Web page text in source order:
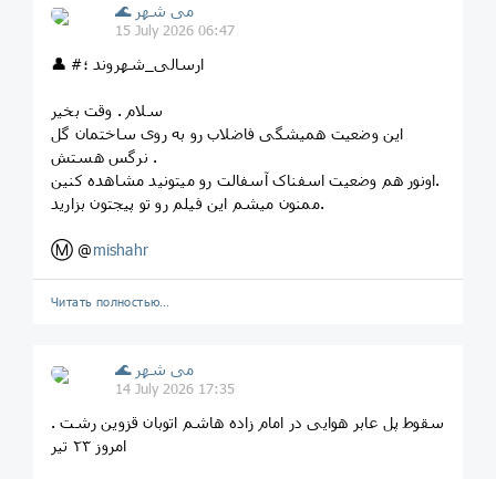
🌊 می شهر
15 July 2026 06:47
👤 #ارسالی_شهروند ؛
سلام . وقت بخیر
این وضعیت همیشگی فاضلاب رو به روی ساختمان گل
نرگس هستش .
اونور هم وضعیت اسفناک آسفالت رو میتونید مشاهده کنین.
ممنون میشم این فیلم رو تو پیجتون بزارید.
Ⓜ️ @mishahr
Читать полностью…
🌊 می شهر
14 July 2026 17:35
سقوط پل عابر هوایی در امام زاده هاشم اتوبان قزوین رشت .
امروز ۲۳ تیر